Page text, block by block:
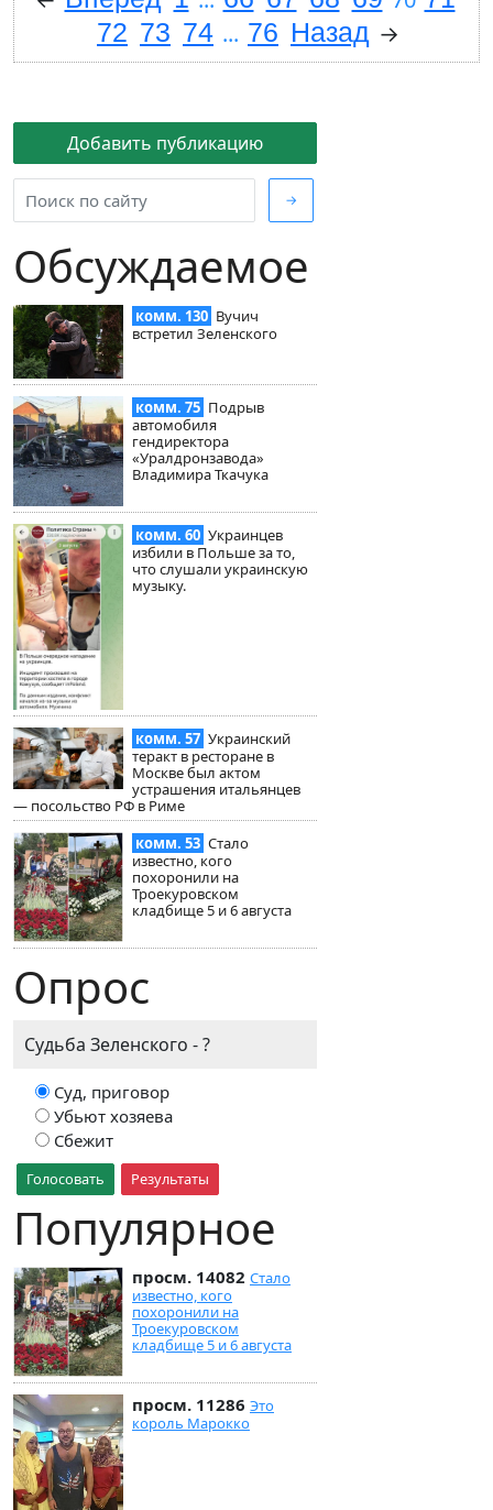
Добавить публикацию
→
Обсуждаемое
комм. 130 Вучич
встретил Зеленского
комм. 75 Подрыв
автомобиля
гендиректора
«Уралдронзавода»
Владимира Ткачука
комм. 60 Украинцев
избили в Польше за то,
что слушали украинскую
музыку.
комм. 57 Украинский
теракт в ресторане в
Москве был актом
устрашения итальянцев
— посольство РФ в Риме
комм. 53 Стало
известно, кого
похоронили на
Троекуровском
кладбище 5 и 6 августа
Опрос
Судьба Зеленского - ?
Суд, приговор
Убьют хозяева
Сбежит
Голосовать Результаты
Популярное
просм. 14082 Стало
известно, кого
похоронили на
Троекуровском
кладбище 5 и 6 августа
просм. 11286 Это
король Марокко
72 73 74 ... 76 Назад →